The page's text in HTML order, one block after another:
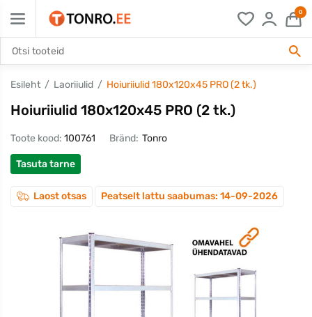
0
Esileht Laoriiulid Hoiuriiulid 180x120x45 PRO (2 tk.)
Hoiuriiulid 180x120x45 PRO (2 tk.)
Toote kood: 100761 Bränd: Tonro
Tasuta tarne
Laost otsas Peatselt lattu saabumas: 14-09-2026